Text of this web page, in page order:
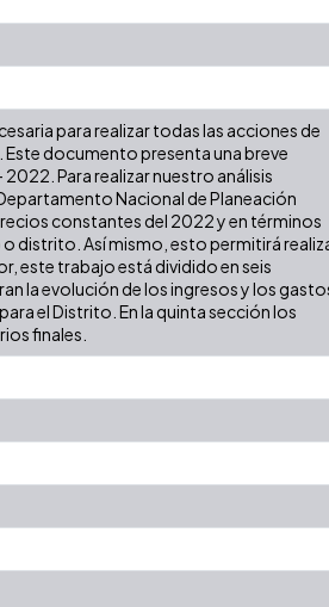
para realizar todas las acciones de
documento presenta una breve
Para realizar nuestro análisis
Nacional de Planeación
constantes del 2022 y en términos
distrito. Así mismo, esto permitirá
este trabajo está dividido en seis
la evolución de los ingresos y los
el Distrito. En la quinta sección los
finales.